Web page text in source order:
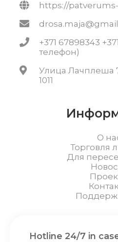
https://
+371 67898343
телефон)
Улица Лачплеша
1011
О
Торговля
Для
Hotline 24/7 in